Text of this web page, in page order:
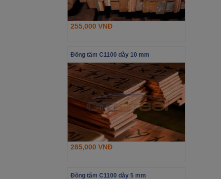
255,000 VNĐ
Đồng tấm C1100 dày 10 mm
285,000 VNĐ
Đồng tấm C1100 dày 5 mm